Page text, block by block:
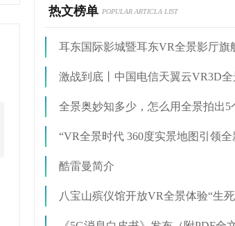
热文榜单 POPULAR ARTICLA LIST
全景奥妙知多少，怎么用全景拍出5
“VR全景时代 360度实景地图引领
酷雷曼简介
八宝山殡仪馆开放VR全景体验“生